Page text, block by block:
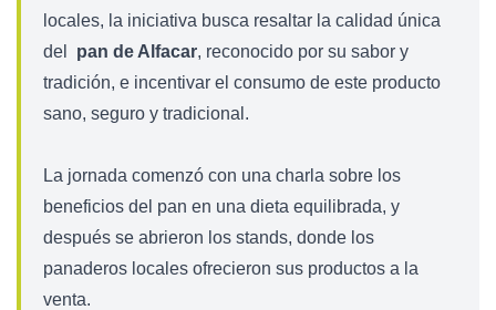
locales, la iniciativa busca resaltar la calidad única
del pan de Alfacar, reconocido por su sabor y
tradición, e incentivar el consumo de este producto
sano, seguro y tradicional.
La jornada comenzó con una charla sobre los
beneficios del pan en una dieta equilibrada, y
después se abrieron los stands, donde los
panaderos locales ofrecieron sus productos a la
venta.